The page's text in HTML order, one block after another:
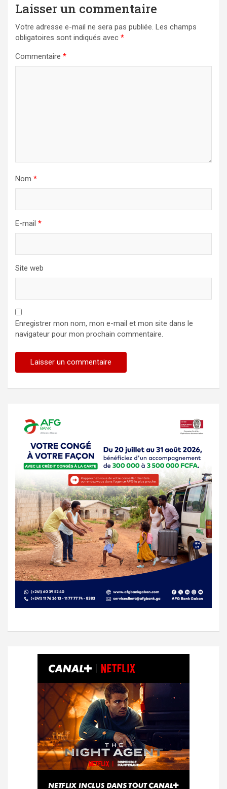
Laisser un commentaire
Votre adresse e-mail ne sera pas publiée. Les champs
obligatoires sont indiqués avec *
Commentaire *
Nom *
E-mail *
Site web
Enregistrer mon nom, mon e-mail et mon site dans le
navigateur pour mon prochain commentaire.